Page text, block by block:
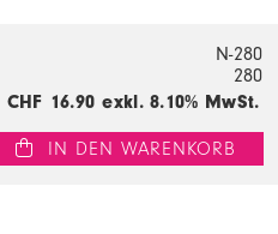
N-280
280
CHF 16.90 exkl. 8.10% MwSt.
 IN DEN WARENKORB